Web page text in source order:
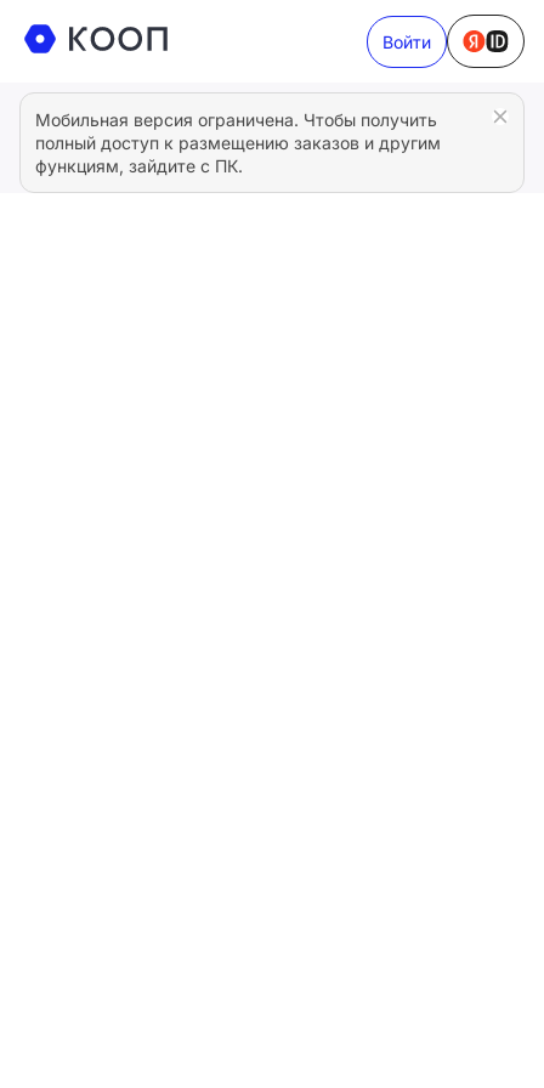
Войти
Мобильная версия ограничена. Чтобы получить
полный доступ к размещению заказов и другим
функциям, зайдите с ПК.